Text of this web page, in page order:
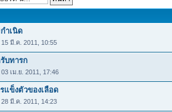
ำเนิด
15 มี.ค. 2011, 10:55
บทารก
03 เม.ย. 2011, 17:46
แข็งตัวของเลือด
28 มี.ค. 2011, 14:23